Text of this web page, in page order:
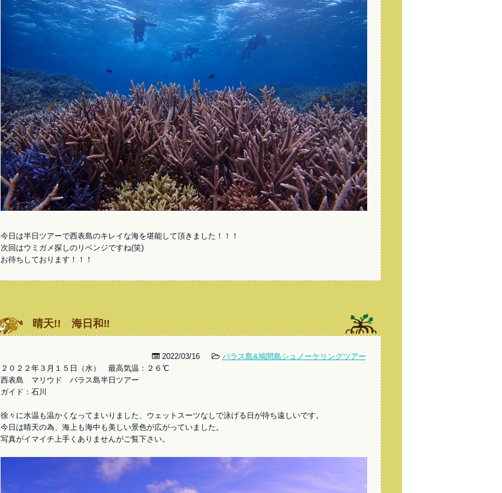
今日は半日ツアーで西表島のキレイな海を堪能して頂きました！！！
次回はウミガメ探しのリベンジですね(笑)
お待ちしております！！！
晴天!! 海日和‼
2022/03/16
バラス島&鳩間島シュノーケリングツアー
２０２２年３月１５日（水） 最高気温：２６℃
西表島 マリウド バラス島半日ツアー
ガイド：石川
徐々に水温も温かくなってまいりました、ウェットスーツなしで泳げる日が待ち遠しいです。
今日は晴天の為、海上も海中も美しい景色が広がっていました。
写真がイマイチ上手くありませんがご覧下さい。